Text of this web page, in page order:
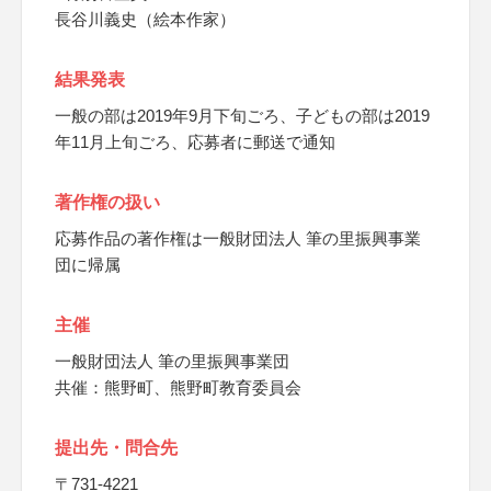
長谷川義史（絵本作家）
結果発表
一般の部は2019年9月下旬ごろ、子どもの部は2019
年11月上旬ごろ、応募者に郵送で通知
著作権の扱い
応募作品の著作権は一般財団法人 筆の里振興事業
団に帰属
主催
一般財団法人 筆の里振興事業団
共催：熊野町、熊野町教育委員会
提出先・問合先
〒731-4221